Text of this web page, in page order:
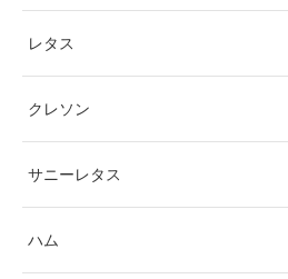
レタス
クレソン
サニーレタス
ハム